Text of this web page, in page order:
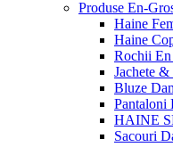
Produse En-
Haine
Haine
Rochii
Jachete
Bluze
Pantaloni
HAINE
Sacouri